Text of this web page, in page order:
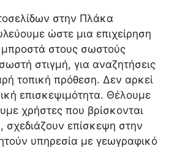
στην Πλάκα
ώστε μια επιχείρηση
μπροστά στους σωστούς
στιγμή, για αναζητήσεις
τοπική πρόθεση. Δεν αρκεί
επισκεψιμότητα. Θέλουμε
χρήστες που βρίσκονται
σχεδιάζουν επίσκεψη στην
υπηρεσία με γεωγραφικό